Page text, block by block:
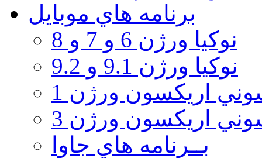
برنامه هاي موبايل
نوکیا ورژن 6 و 7 و 8
نوکیا ورژن 9.1 و 9.2
اريكسون ورژن 1
اريكسون ورژن 3
بــرنامه هاي جاوا